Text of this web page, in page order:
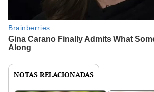
NOTAS RELACIONADAS